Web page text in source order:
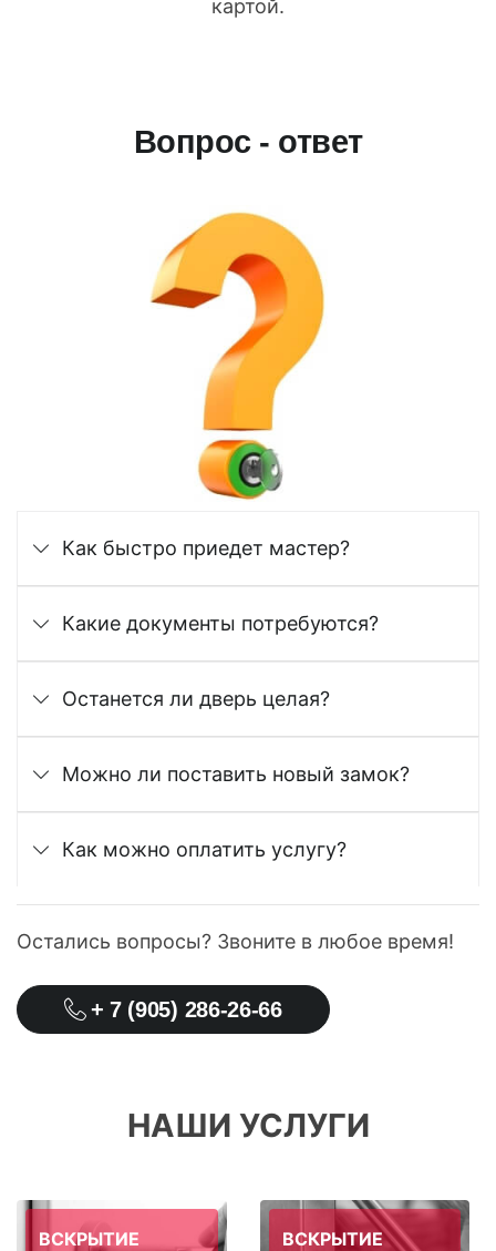
картой.
Вопрос - ответ
Как быстро приедет мастер?
Какие документы потребуются?
Останется ли дверь целая?
Можно ли поставить новый замок?
Как можно оплатить услугу?
Остались вопросы? Звоните в любое время!
+ 7 (905) 286-26-66
НАШИ УСЛУГИ
ВСКРЫТИЕ
ВСКРЫТИЕ